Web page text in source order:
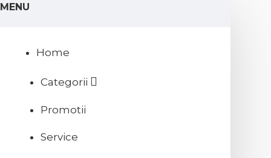
MENU
Home
Categorii
Promotii
Service